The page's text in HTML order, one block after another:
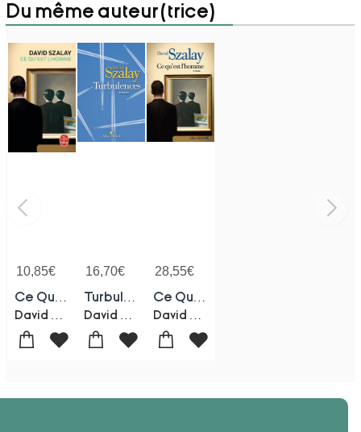
Du même auteur(trice)
10,85€ 16,70€ 28,55€